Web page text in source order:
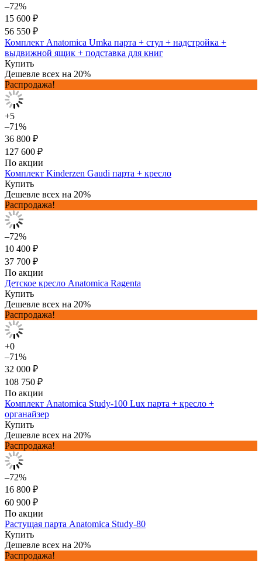
–72%
15 600 ₽
56 550 ₽
Комплект Anatomica Umka парта + стул + надстройка +
выдвижной ящик + подставка для книг
Купить
Дешевле всех на 20%
Распродажа!
+5
–71%
36 800 ₽
127 600 ₽
По акции
Комплект Kinderzen Gaudi парта + кресло
Купить
Дешевле всех на 20%
Распродажа!
–72%
10 400 ₽
37 700 ₽
По акции
Детское кресло Anatomica Ragenta
Купить
Дешевле всех на 20%
Распродажа!
+0
–71%
32 000 ₽
108 750 ₽
По акции
Комплект Anatomica Study-100 Lux парта + кресло +
органайзер
Купить
Дешевле всех на 20%
Распродажа!
–72%
16 800 ₽
60 900 ₽
По акции
Растущая парта Anatomica Study-80
Купить
Дешевле всех на 20%
Распродажа!